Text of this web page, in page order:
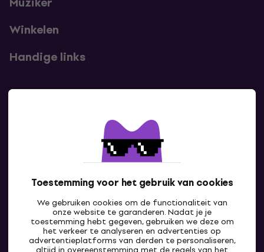
Toestemming voor het gebruik van cookies
We gebruiken cookies om de functionaliteit van
onze website te garanderen. Nadat je je
toestemming hebt gegeven, gebruiken we deze om
het verkeer te analyseren en advertenties op
advertentieplatforms van derden te personaliseren,
Winkelen
Handige links
Neem contact met ons op